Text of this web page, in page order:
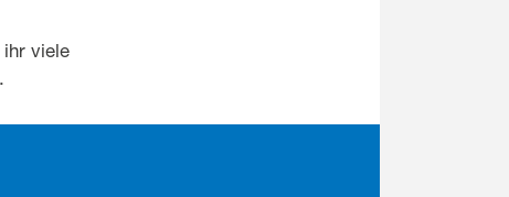
viele